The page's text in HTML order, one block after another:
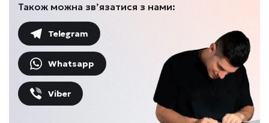
Також можна зв’язатися з нами:
Telegram
Whatsapp
Viber